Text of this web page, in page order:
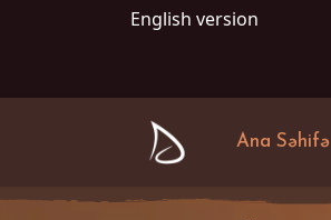
English version
Ana Səhifə